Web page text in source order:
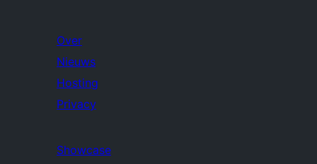
Over
Nieuws
Hosting
Privacy
Showcase